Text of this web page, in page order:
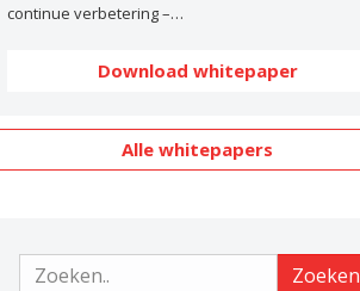
continue verbetering –…
Download whitepaper
Alle whitepapers
Zoeken Zoeken